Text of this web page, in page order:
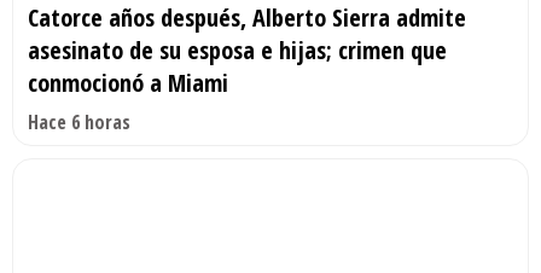
Catorce años después, Alberto Sierra admite
asesinato de su esposa e hijas; crimen que
conmocionó a Miami
Hace 6 horas